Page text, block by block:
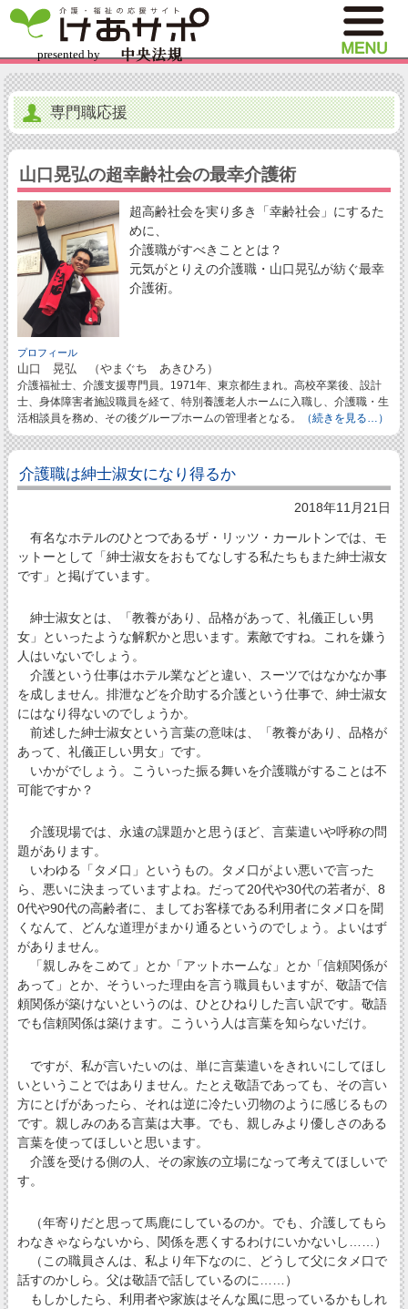
専門職応援
山口晃弘の超幸齢社会の最幸介護術
超高齢社会を実り多き「幸齢社会」にするた
めに、
介護職がすべきこととは？
元気がとりえの介護職・山口晃弘が紡ぐ最幸
介護術。
プロフィール
山口 晃弘 （やまぐち あきひろ）
介護福祉士、介護支援専門員。1971年、東京都生まれ。高校卒業後、設計
士、身体障害者施設職員を経て、特別養護老人ホームに入職し、介護職・生
活相談員を務め、その後グループホームの管理者となる。
（続きを見る…）
介護職は紳士淑女になり得るか
2018年11月21日
有名なホテルのひとつであるザ・リッツ・カールトンでは、モ
ットーとして「紳士淑女をおもてなしする私たちもまた紳士淑女
です」と掲げています。
紳士淑女とは、「教養があり、品格があって、礼儀正しい男
女」といったような解釈かと思います。素敵ですね。これを嫌う
人はいないでしょう。
介護という仕事はホテル業などと違い、スーツではなかなか事
を成しません。排泄などを介助する介護という仕事で、紳士淑女
にはなり得ないのでしょうか。
前述した紳士淑女という言葉の意味は、「教養があり、品格が
あって、礼儀正しい男女」です。
いかがでしょう。こういった振る舞いを介護職がすることは不
可能ですか？
介護現場では、永遠の課題かと思うほど、言葉遣いや呼称の問
題があります。
いわゆる「タメ口」というもの。タメ口がよい悪いで言った
ら、悪いに決まっていますよね。だって20代や30代の若者が、8
0代や90代の高齢者に、ましてお客様である利用者にタメ口を聞
くなんて、どんな道理がまかり通るというのでしょう。よいはず
がありません。
「親しみをこめて」とか「アットホームな」とか「信頼関係が
あって」とか、そういった理由を言う職員もいますが、敬語で信
頼関係が築けないというのは、ひとひねりした言い訳です。敬語
でも信頼関係は築けます。こういう人は言葉を知らないだけ。
ですが、私が言いたいのは、単に言葉遣いをきれいにしてほし
いということではありません。たとえ敬語であっても、その言い
方にとげがあったら、それは逆に冷たい刃物のように感じるもの
です。親しみのある言葉は大事。でも、親しみより優しさのある
言葉を使ってほしいと思います。
介護を受ける側の人、その家族の立場になって考えてほしいで
す。
（年寄りだと思って馬鹿にしているのか。でも、介護してもら
わなきゃならないから、関係を悪くするわけにいかないし……）
（この職員さんは、私より年下なのに、どうして父にタメ口で
話すのかしら。父は敬語で話しているのに……）
もしかしたら、利用者や家族はそんな風に思っているかもしれ